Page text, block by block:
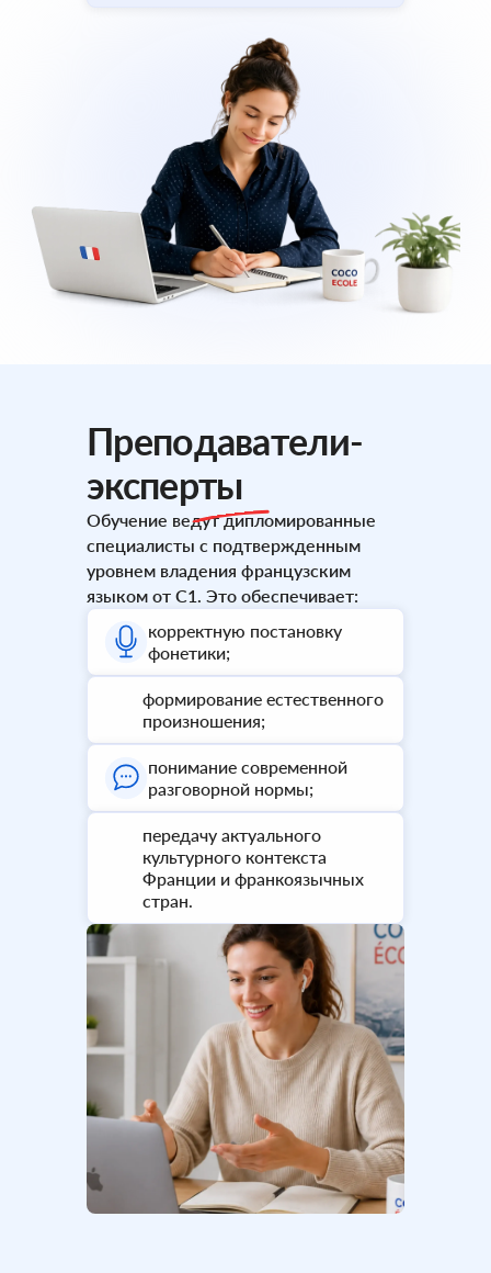
Преподаватели-
эксперты
Обучение ведут дипломированные
специалисты с подтвержденным
уровнем владения французским
языком от C1. Это обеспечивает:
корректную постановку
фонетики;
формирование естественного
произношения;
понимание современной
разговорной нормы;
передачу актуального
культурного контекста
Франции и франкоязычных
стран.